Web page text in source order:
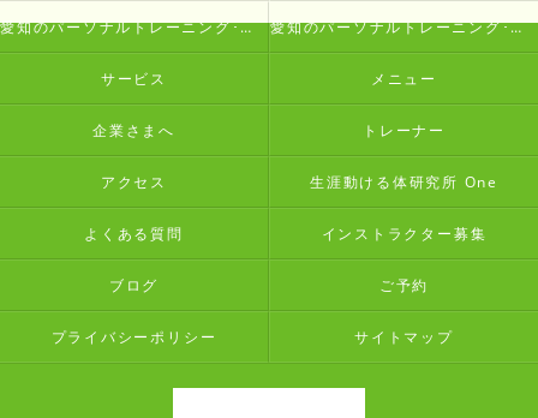
愛知のパーソナルトレーニング･生涯動ける体研究所 Oneの評判 愛知のパーソナルトレーニング･生涯動ける体研究所 Oneのお客様の声
サービス メニュー
企業さまへ トレーナー
アクセス 生涯動ける体研究所 One
よくある質問 インストラクター募集
ブログ ご予約
プライバシーポリシー サイトマップ